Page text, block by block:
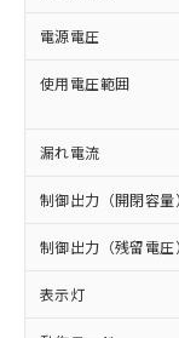
電源電圧
使用電圧範囲
漏れ電流
制御出力（開閉容量）
制御出力（残留電圧）
表示灯